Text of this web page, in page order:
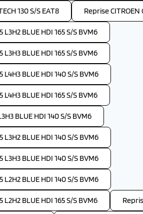
130 S/S EAT8 Reprise CITROEN
L3H2 BLUE HDI 165 S/S BVM6
L3H3 BLUE HDI 165 S/S BVM6
L4H3 BLUE HDI 140 S/S BVM6
L4H3 BLUE HDI 165 S/S BVM6
BLUE HDI 140 S/S BVM6
L3H2 BLUE HDI 140 S/S BVM6
L3H3 BLUE HDI 140 S/S BVM6
L2H2 BLUE HDI 140 S/S BVM6
L2H2 BLUE HDI 165 S/S BVM6